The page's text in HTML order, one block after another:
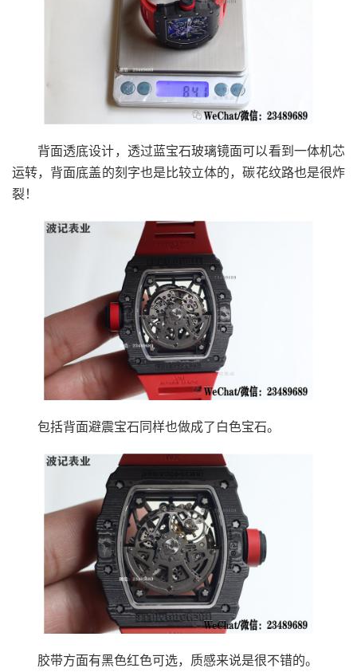
背面透底设计，透过蓝宝石玻璃镜面可以看到一体机芯
运转，背面底盖的刻字也是比较立体的，碳花纹路也是很炸
裂！
包括背面避震宝石同样也做成了白色宝石。
胶带方面有黑色红色可选，质感来说是很不错的。